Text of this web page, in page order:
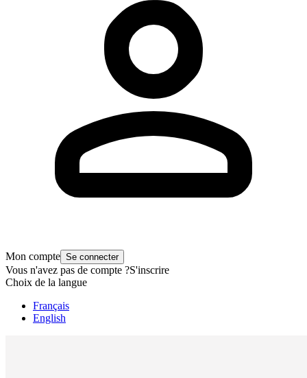
Mon compte Se connecter
Vous n'avez pas de compte ?S'inscrire
Choix de la langue
Français
English